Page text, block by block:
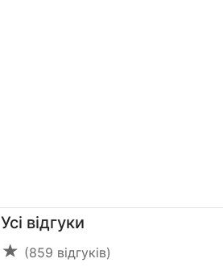
Усі відгуки
(859 відгуків)